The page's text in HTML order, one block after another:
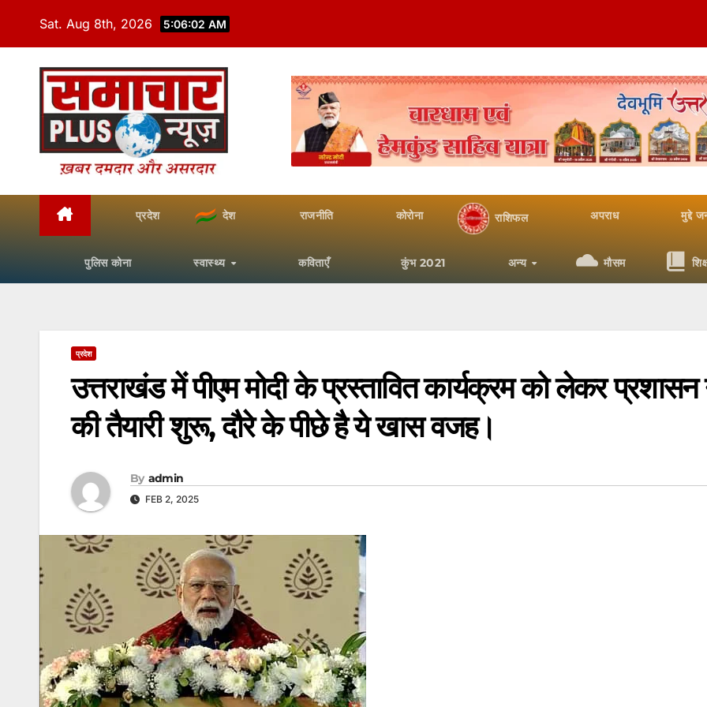
Sat. Aug 8th, 2026 5:06:03 AM
प्रदेश देश राजनीति कोरोना राशिफल अपराध मुद्दे
पुलिस कोना स्वास्थ्य कविताएँ कुंभ 2021 अन्य मौसम
प्रदेश
उत्तराखंड में पीएम मोदी के प्रस्तावित कार्यक्रम को लेकर
की तैयारी शुरू, दौरे के पीछे है ये खास वजह।
By admin
FEB 2, 2025